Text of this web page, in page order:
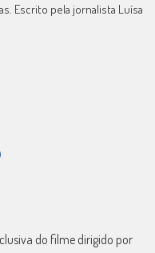
Escrito pela jornalista Luísa
do filme dirigido por